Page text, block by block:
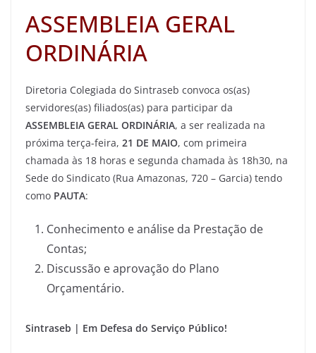
ASSEMBLEIA GERAL
ORDINÁRIA
Diretoria Colegiada do Sintraseb convoca os(as)
servidores(as) filiados(as) para participar da
ASSEMBLEIA GERAL ORDINÁRIA, a ser realizada na
próxima terça-feira, 21 DE MAIO, com primeira
chamada às 18 horas e segunda chamada às 18h30, na
Sede do Sindicato (Rua Amazonas, 720 – Garcia) tendo
como PAUTA:
Conhecimento e análise da Prestação de
Contas;
Discussão e aprovação do Plano
Orçamentário.
Sintraseb | Em Defesa do Serviço Público!